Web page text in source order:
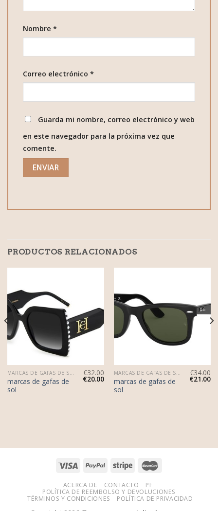
Nombre *
Correo electrónico *
Guarda mi nombre, correo electrónico y web
en este navegador para la próxima vez que
comente.
PRODUCTOS RELACIONADOS
MARCAS DE GAFAS DE SOL
marcas de gafas de
sol
€32.00
€20.00
MARCAS DE GAFAS DE SOL
marcas de gafas de
sol
€34.00
€21.00
ACERCA DE CONTACTO
PF
POLÍTICA DE REEMBOLSO Y DEVOLUCIONES
TÉRMINOS Y CONDICIONES
POLÍTICA DE PRIVACIDAD